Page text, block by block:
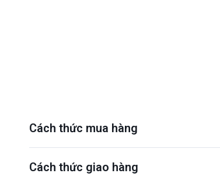
Cách thức mua hàng
Cách thức giao hàng